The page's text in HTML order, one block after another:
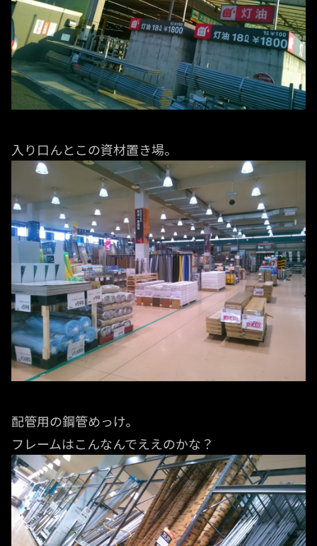
入り口んとこの資材置き場。
配管用の鋼管めっけ。
フレームはこんなんでええのかな？